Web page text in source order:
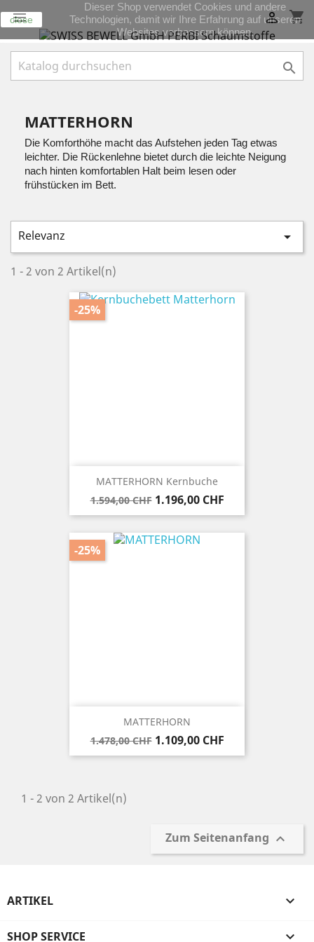
 shopping_cart


MATTERHORN
Die Komforthöhe macht das Aufstehen jeden Tag etwas
leichter. Die Rückenlehne bietet durch die leichte Neigung
nach hinten komfortablen Halt beim lesen oder
frühstücken im Bett.
Relevanz 
1 - 2 von 2 Artikel(n)
MATTERHORN Kernbuche
Verkaufspreis
1.594,00 CHF Preis
1.196,00 CHF
-25%
MATTERHORN
Verkaufspreis
1.478,00 CHF Preis
1.109,00 CHF
-25%
1 - 2 von 2 Artikel(n)
Zum Seitenanfang 
ARTIKEL 
SHOP SERVICE 
close
Dieser Shop verwendet Cookies und andere
Technologien, damit wir Ihre Erfahrung auf unseren
Websites verbessern können.